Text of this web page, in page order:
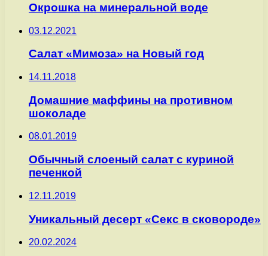
Окрошка на минеральной воде
03.12.2021
Салат «Мимоза» на Новый год
14.11.2018
Домашние маффины на противном
шоколаде
08.01.2019
Обычный слоеный салат с куриной
печенкой
12.11.2019
Уникальный десерт «Секс в сковороде»
20.02.2024